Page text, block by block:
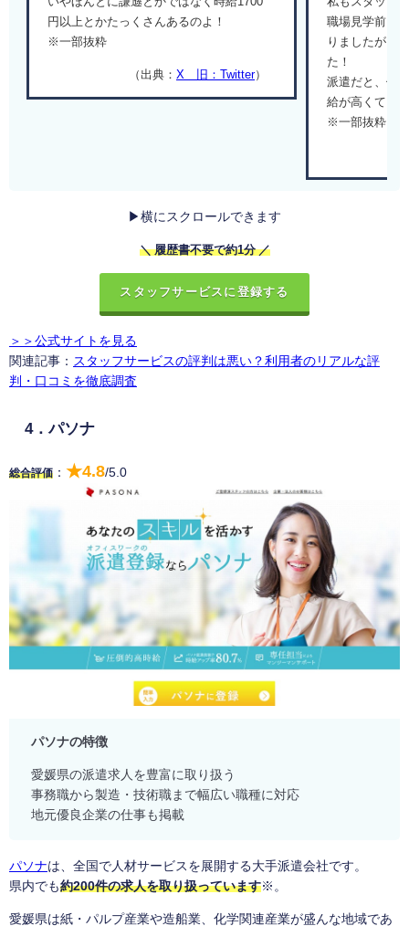
円以上とかたっくさんあるのよ！
※一部抜粋
（出典： X 旧：Twitter）
職場見学前に
りましたがそ
た！
派遣だと、休
給が高くて…
※一部抜粋
▶横にスクロールできます
＼ 履歴書不要で約1分 ／
スタッフサービスに登録する
＞＞公式サイトを見る
関連記事： スタッフサービスの評判は悪い？利用者のリアルな評
判・口コミを徹底調査
4．パソナ
総合評価 ： ★4.8/5.0
パソナの特徴
愛媛県の派遣求人を豊富に取り扱う
事務職から製造・技術職まで幅広い職種に対応
地元優良企業の仕事も掲載
パソナは、全国で人材サービスを展開する大手派遣会社です。
県内でも約200件の求人を取り扱っています※。
愛媛県は紙・パルプ産業や造船業、化学関連産業が盛んな地域であ